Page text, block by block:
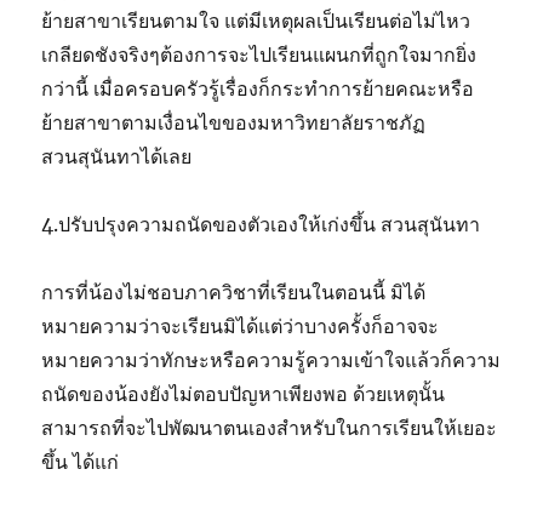
ย้ายสาขาเรียนตามใจ แต่มีเหตุผลเป็นเรียนต่อไม่ไหว
เกลียดชังจริงๆต้องการจะไปเรียนแผนกที่ถูกใจมากยิ่ง
กว่านี้ เมื่อครอบครัวรู้เรื่องก็กระทำการย้ายคณะหรือ
ย้ายสาขาตามเงื่อนไขของมหาวิทยาลัยราชภัฏ
สวนสุนันทาได้เลย
4.ปรับปรุงความถนัดของตัวเองให้เก่งขึ้น สวนสุนันทา
การที่น้องไม่ชอบภาควิชาที่เรียนในตอนนี้ มิได้
หมายความว่าจะเรียนมิได้แต่ว่าบางครั้งก็อาจจะ
หมายความว่าทักษะหรือความรู้ความเข้าใจแล้วก็ความ
ถนัดของน้องยังไม่ตอบปัญหาเพียงพอ ด้วยเหตุนั้น
สามารถที่จะไปพัฒนาตนเองสำหรับในการเรียนให้เยอะ
ขึ้น ได้แก่